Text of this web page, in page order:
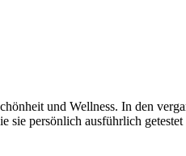
und Wellness. In den
sie persönlich ausführlich